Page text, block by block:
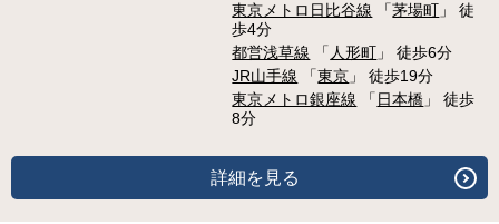
東京メトロ日比谷線 「茅場町 」 徒
歩4分
都営浅草線 「 人形町 」 徒歩6分
JR山手線 「東京 」 徒歩19分
東京メトロ銀座線 「 日本橋 」 徒歩
8分
詳細を見る